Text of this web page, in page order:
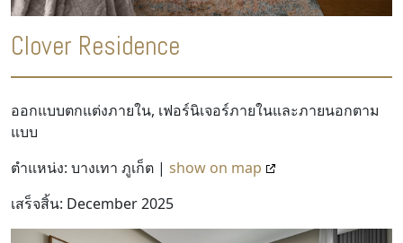
Clover Residence
ออกแบบตกแต่งภายใน, เฟอร์นิเจอร์ภายในและภายนอกตาม
แบบ
ตำแหน่ง: บางเทา ภูเก็ต | show on map
เสร็จสิ้น: December 2025